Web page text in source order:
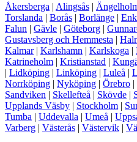
Åkersberga | Alingsås |
Torslanda | Borås | Borlänge |
Falun | Gävle | Göteborg |
Gustavsberg och Hemmesta |
Kalmar| Karlshamn | Karlskoga |
Katrineholm | Kristianstad |
| Lidköping | Linköping | Luleå |
Norrköping | Nyköping | Örebro |
Sandviken | Skellefteå | Skövde |
Upplands Väsby | Stockholm |
Tumba | Uddevalla | Umeå |
Varberg | Västerås | Västervik |